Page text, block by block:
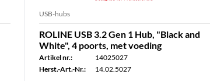
USB-hubs
ROLINE USB 3.2 Gen 1 Hub, "Black and
White", 4 poorts, met voeding
Artikel nr.:
14025027
Herst.-Art.-Nr.:
14.02.5027